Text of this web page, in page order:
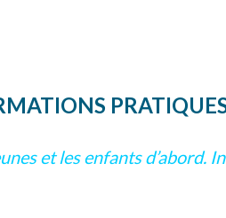
et les enfants d’abord.